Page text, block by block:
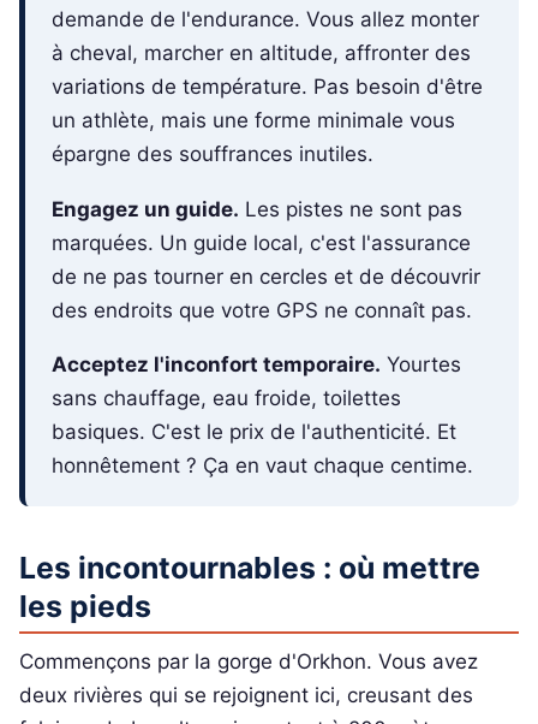
demande de l'endurance. Vous allez monter
à cheval, marcher en altitude, affronter des
variations de température. Pas besoin d'être
un athlète, mais une forme minimale vous
épargne des souffrances inutiles.
Engagez un guide. Les pistes ne sont pas
marquées. Un guide local, c'est l'assurance
de ne pas tourner en cercles et de découvrir
des endroits que votre GPS ne connaît pas.
Acceptez l'inconfort temporaire. Yourtes
sans chauffage, eau froide, toilettes
basiques. C'est le prix de l'authenticité. Et
honnêtement ? Ça en vaut chaque centime.
Les incontournables : où mettre
les pieds
Commençons par la gorge d'Orkhon. Vous avez
deux rivières qui se rejoignent ici, creusant des